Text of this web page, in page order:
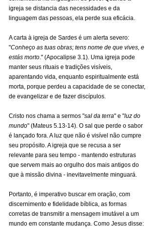
igreja se distancia das necessidades e da
linguagem das pessoas, ela perde sua eficácia.
A carta à igreja de Sardes é um alerta severo:
"Conheço as tuas obras; tens nome de que vives, e
estás morto." (Apocalipse 3.1). Uma igreja pode
manter seus rituais e tradições visíveis,
aparentando vida, enquanto espiritualmente está
morta, porque perdeu a capacidade de se conectar,
de evangelizar e de fazer discípulos.
Cristo nos chama a sermos "sal da terra" e "luz do
mundo" (Mateus 5.13-14). O sal que perde o sabor
é lançado fora. A luz que não é visível não cumpre
seu propósito. A igreja que se recusa a ser
relevante para seu tempo - mantendo estruturas
que servem mais ao orgulho dos mais antigos do
que à missão divina - inevitavelmente minguará.
Portanto, é imperativo buscar em oração, com
discernimento e fidelidade bíblica, as formas
corretas de transmitir a mensagem imutável a um
mundo em constante mudança. Como Jesus disse: